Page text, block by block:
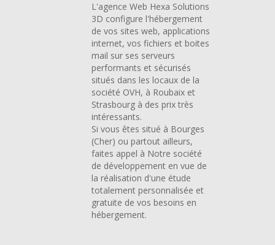
L'agence Web Hexa Solutions
3D configure l'hébergement
de vos sites web, applications
internet, vos fichiers et boites
mail sur ses serveurs
performants et sécurisés
situés dans les locaux de la
société OVH, à Roubaix et
Strasbourg à des prix très
intéressants.
Si vous êtes situé à Bourges
(Cher) ou partout ailleurs,
faites appel à Notre société
de développement en vue de
la réalisation d'une étude
totalement personnalisée et
gratuite de vos besoins en
hébergement.